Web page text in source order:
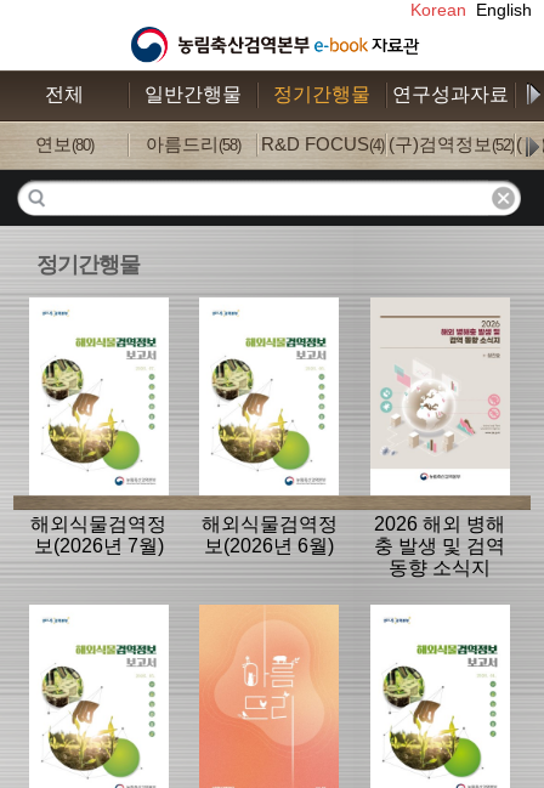
Korean English
전체 일반간행물 정기간행물 연구성과자료
연보(80) 아름드리(58) R&D FOCUS(4) (구)검역정보 (52) (
정기간행물
해외식물검역정
보(2026년 7월)
해외식물검역정
보(2026년 6월)
2026 해외 병해
충 발생 및 검역
동향 소식지